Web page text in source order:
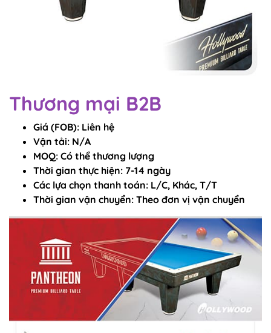
Thương mại B2B
Giá (FOB): Liên hệ
Vận tải: N/A
MOQ: Có thể thương lượng
Thời gian thực hiện: 7-14 ngày
Các lựa chọn thanh toán: L/C, Khác, T/T
Thời gian vận chuyển: Theo đơn vị vận chuyển